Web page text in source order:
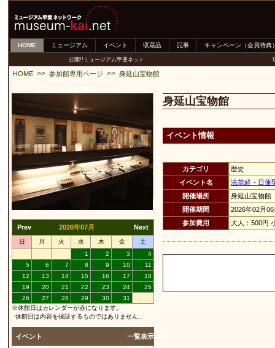
HOME ミュージアム イベント 収蔵品 記事 キャンペーン（会員特典
公開!!ミュージアム甲斐ネット
HOME >> 参加館専用ページ >> 身延山宝物館
Prev 2026年07月 Next
日 月 火 水 木 金
土
1
2 3
4
5
6 7 8 9 10
11
12
13 14 15 16 17
18
19
20 21 22 23 24
25
26
27 28 29 30
31
※休館日はカレンダーが赤になります。
休館日は内容を保証するものではありません。
イベント 一覧表示
身延山宝物館
イベント情報
カテゴリ
歴史
イベント名
法華経・日蓮
開催場所
身延山宝物館
開催期間
2026年02月
参加費用
大人：500円